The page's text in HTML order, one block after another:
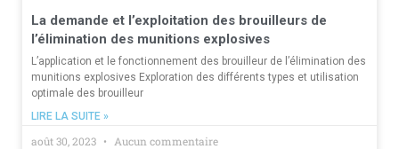
La demande et l’exploitation des brouilleurs de
l’élimination des munitions explosives
L’application et le fonctionnement des brouilleur de l’élimination des
munitions explosives Exploration des différents types et utilisation
optimale des brouilleur
LIRE LA SUITE »
août 30, 2023 Aucun commentaire